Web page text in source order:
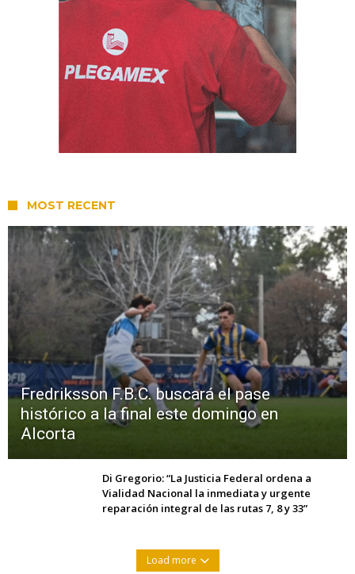
MOST RECENT
Fredriksson F.B.C. buscará el pase
histórico a la final este domingo en
Alcorta
Di Gregorio: “La Justicia Federal ordena a
Vialidad Nacional la inmediata y urgente
reparación integral de las rutas 7, 8 y 33”
Load more